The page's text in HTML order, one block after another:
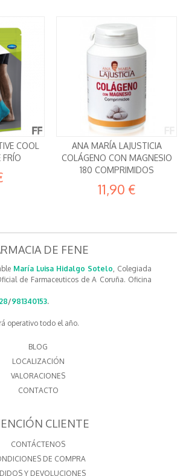
COOL
FRÍO
ANA MARÍA LAJUSTICIA
COLÁGENO CON MAGNESIO
180 COMPRIMIDOS
11,90 €
DE FENE
María Luisa Hidalgo Sotelo, Colegiada
de Farmaceuticos de A Coruña. Oficina
/981340153.
operativo todo el año.
BLOG
LOCALIZACIÓN
VALORACIONES
CONTACTO
CLIENTE
CONTÁCTENOS
DE COMPRA
Y DEVOLUCIONES